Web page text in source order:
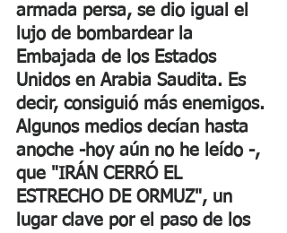
armada persa, se dio igual el
lujo de bombardear la
Embajada de los Estados
Unidos en Arabia Saudita. Es
decir, consiguió más enemigos.
Algunos medios decían hasta
anoche -hoy aún no he leído -,
que "IRÁN CERRÓ EL
ESTRECHO DE ORMUZ", un
lugar clave por el paso de los